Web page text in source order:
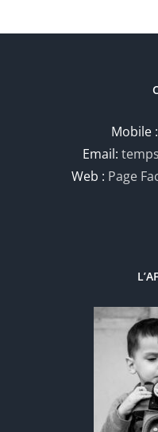
Mobile :
Email:
Web : Page